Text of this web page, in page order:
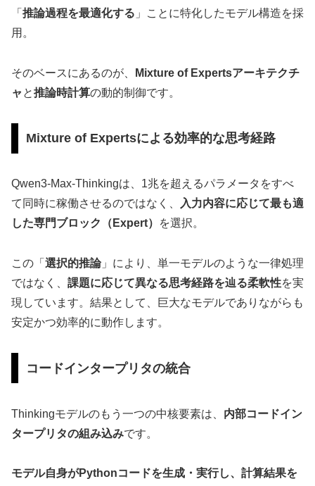
「 推論過程を最適化する 」ことに特化したモデル構造を採
用。
そのベースにあるのが、
Mixture of Expertsアーキテクチ
ャ と推論時計算の動的制御です。
Mixture of Expertsによる効率的な思考経路
Qwen3-Max-Thinkingは、1兆を超えるパラメータをすべ
て同時に稼働させるのではなく、
入力内容に応じて最も適
した専門ブロック（Expert）
を選択。
この「 選択的推論」により、単一モデルのような一律処理
ではなく、 課題に応じて異なる思考経路を辿る柔軟性を実
現しています。結果として、巨大なモデルでありながらも
安定かつ効率的に動作します。
コードインタープリタの統合
Thinkingモデルのもう一つの中核要素は、 内部コードイン
タープリタの組み込みです。
モデル自身がPythonコードを生成・実行し、計算結果を